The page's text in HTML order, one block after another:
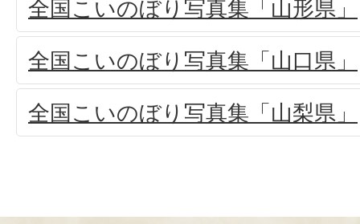
全国こいのぼり写真集「山形県」
全国こいのぼり写真集「山口県」
全国こいのぼり写真集「山梨県」